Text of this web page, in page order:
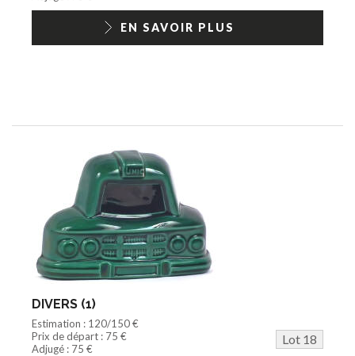
EN SAVOIR PLUS
DIVERS (1)
Estimation : 120/150 €
Prix de départ : 75 €
Lot 18
Adjugé : 75 €